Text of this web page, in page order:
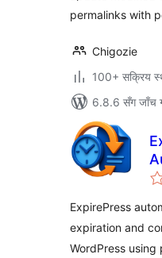
permalinks with
Chigozie
100+ सक्रिय
6.8.6 सँग जाँच
ExpirePress
expiration and
WordPress using